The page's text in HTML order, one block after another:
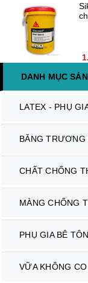
DANH MỤC
LATEX - PHỤ
BĂNG TRƯƠNG
CHẤT CHỐNG
MÀNG CHỐNG
PHỤ GIA BÊ
VỮA KHÔNG